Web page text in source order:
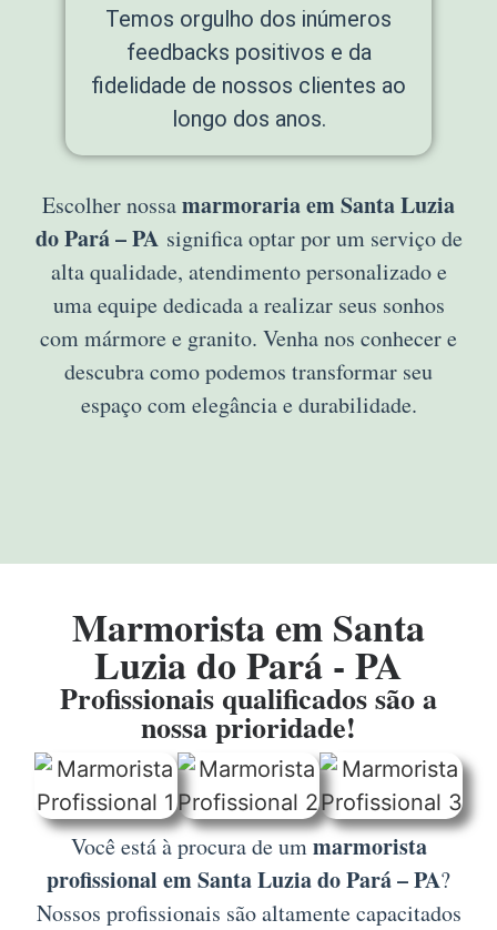
Temos orgulho dos inúmeros
feedbacks positivos e da
fidelidade de nossos clientes ao
longo dos anos.
Escolher nossamarmoraria em Santa Luzia
do Pará – PAsignifica optar por um serviço de
alta qualidade, atendimento personalizado e
uma equipe dedicada a realizar seus sonhos
com mármore e granito. Venha nos conhecer e
descubra como podemos transformar seu
espaço com elegância e durabilidade.
Marmorista em Santa
Luzia do Pará - PA
Profissionais qualificados são a
nossa prioridade!
Você está à procura de ummarmorista
profissional em Santa Luzia do Pará – PA?
Nossos profissionais são altamente capacitados